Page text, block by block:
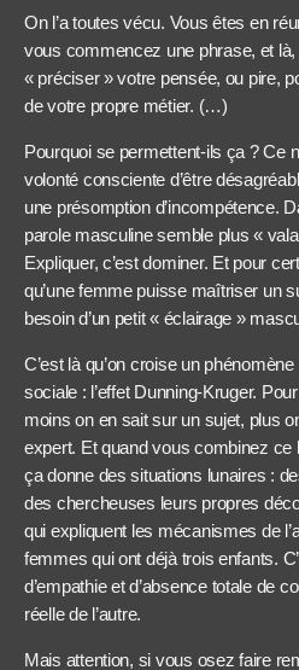
On l’a toutes vécu. Vous êtes en
vous commencez une phrase, et
« préciser » votre pensée, ou pire,
de votre propre métier. (…)
Pourquoi se permettent-ils ça ? Ce
volonté consciente d’être
une présomption d’incompétence.
parole masculine semble plus «
Expliquer, c’est dominer. Et pour
qu’une femme puisse maîtriser un
besoin d’un petit « éclairage »
C’est là qu’on croise un
sociale : l’effet Dunning-Kruger.
moins on en sait sur un sujet, plus
expert. Et quand vous combinez ce
ça donne des situations lunaires :
des chercheuses leurs propres
qui expliquent les mécanismes de
femmes qui ont déjà trois enfants.
d’empathie et d’absence totale de
réelle de l’autre.
Mais attention, si vous osez faire